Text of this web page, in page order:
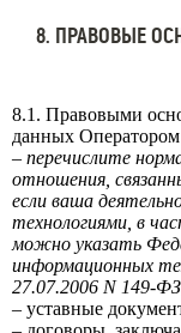
8. ПРАВОВЫЕ
8.1. Правовыми
данных Оператором
– перечислите
отношения,
если ваша
технологиями, в
можно указать
информационных
27.07.2006 N 149-ФЗ
– уставные